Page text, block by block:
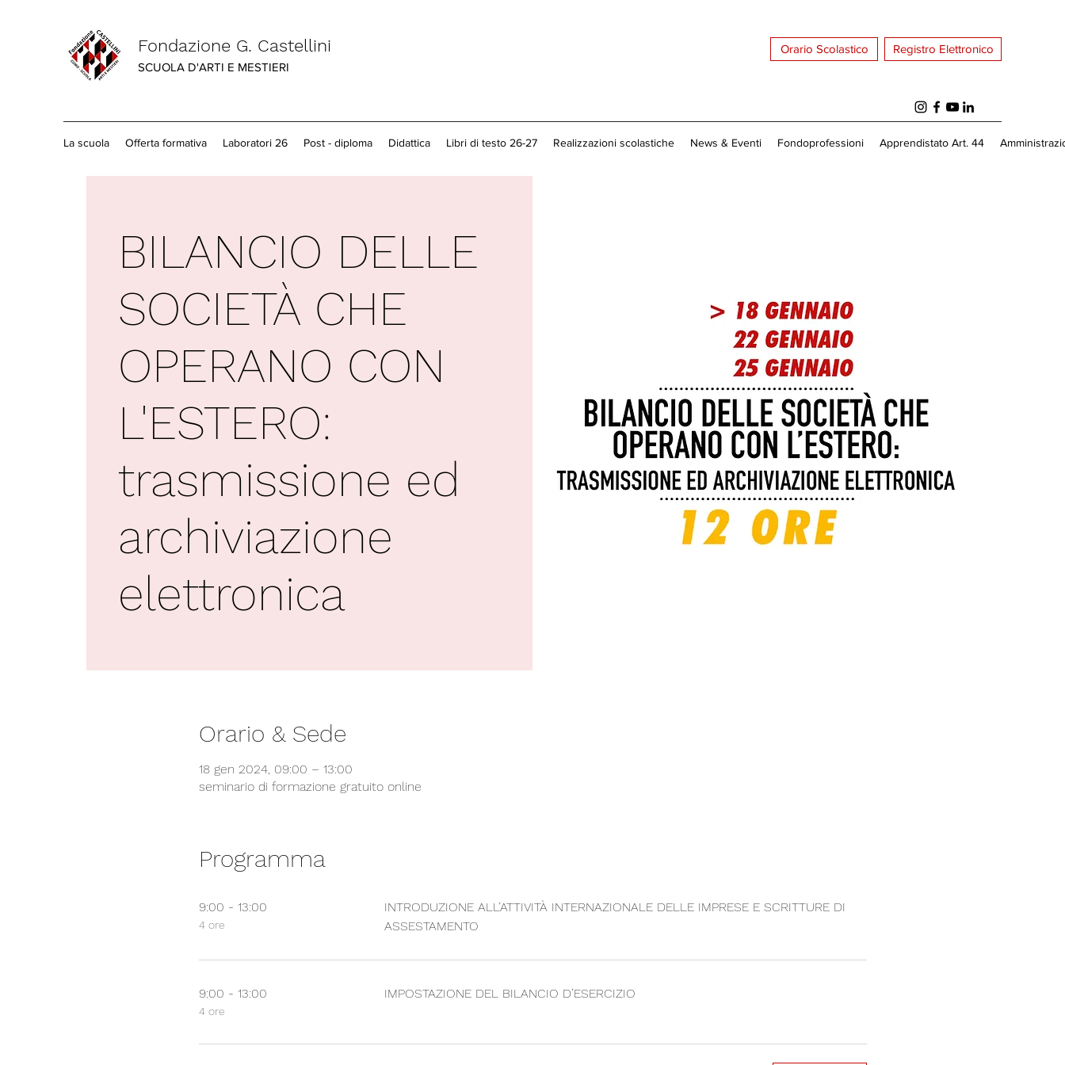
Fondazione G. Castellini
SCUOLA D'ARTI E MESTIERI
Orario Scolastico Registro Elettronico
La scuola Offerta formativa Laboratori 26 Post - diploma Didattica Libri di testo 26-27 Realizzazioni scolastiche News & Eventi Fondoprofessioni Apprendistato Art. 44
BILANCIO DELLE
SOCIETÀ CHE
OPERANO CON
L'ESTERO:
trasmissione ed
archiviazione
elettronica
Orario & Sede
18 gen 2024, 09:00 – 13:00
seminario di formazione gratuito online
Programma
9:00 - 13:00
4 ore
INTRODUZIONE ALL’ATTIVITÀ INTERNAZIONALE DELLE IMPRESE E SCRITTURE DI
ASSESTAMENTO
9:00 - 13:00
4 ore
IMPOSTAZIONE DEL BILANCIO D’ESERCIZIO